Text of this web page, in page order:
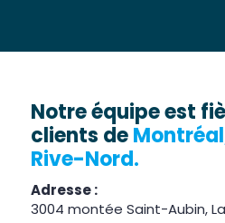
Notre équipe est
clients de
Rive-Nord.
Adresse :
3004 montée Saint-Aubin,